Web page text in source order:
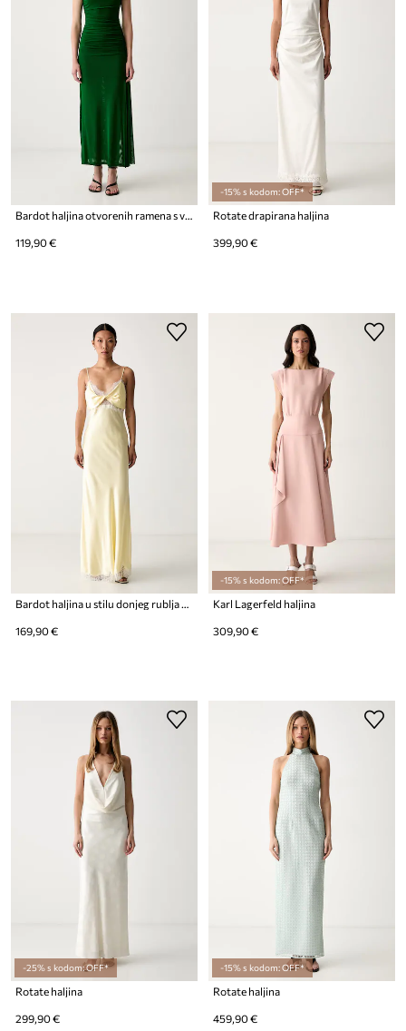
Bardot haljina otvorenih ramena s volanom
119,90 €
-15% s kodom: OFF*
Rotate drapirana haljina
399,90 €
Bardot haljina u stilu donjeg rublja od viskoze TARYN
169,90 €
-15% s kodom: OFF*
Karl Lagerfeld haljina
309,90 €
-25% s kodom: OFF*
Rotate haljina
299,90 €
-15% s kodom: OFF*
Rotate haljina
459,90 €